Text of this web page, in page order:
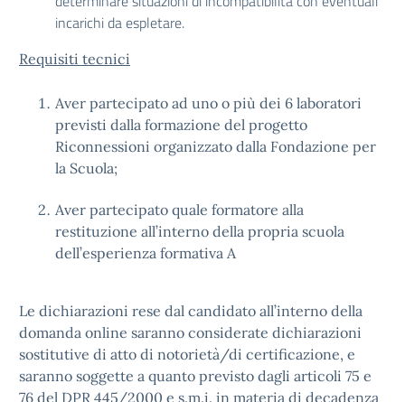
incarichi da espletare.
Requisiti tecnici
Aver partecipato ad uno o più dei 6 laboratori
previsti dalla formazione del progetto
Riconnessioni organizzato dalla Fondazione per
la Scuola;
Aver partecipato quale formatore alla
restituzione all’interno della propria scuola
dell’esperienza formativa A
Le dichiarazioni rese dal candidato all’interno della
domanda online saranno considerate dichiarazioni
sostitutive di atto di notorietà/di certificazione, e
saranno soggette a quanto previsto dagli articoli 75 e
76 del DPR 445/2000 e s.m.i. in materia di decadenza